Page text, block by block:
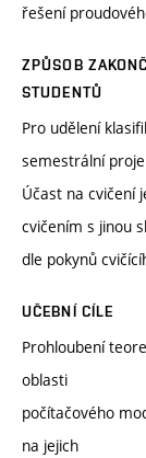
řešení
ZPŮSOB
STUDENTŮ
Pro udělení
semestrální
Účast na cvičení
cvičením s jinou
dle pokynů
UČEBNÍ CÍLE
Prohloubení
oblasti
počítačového
na jejich